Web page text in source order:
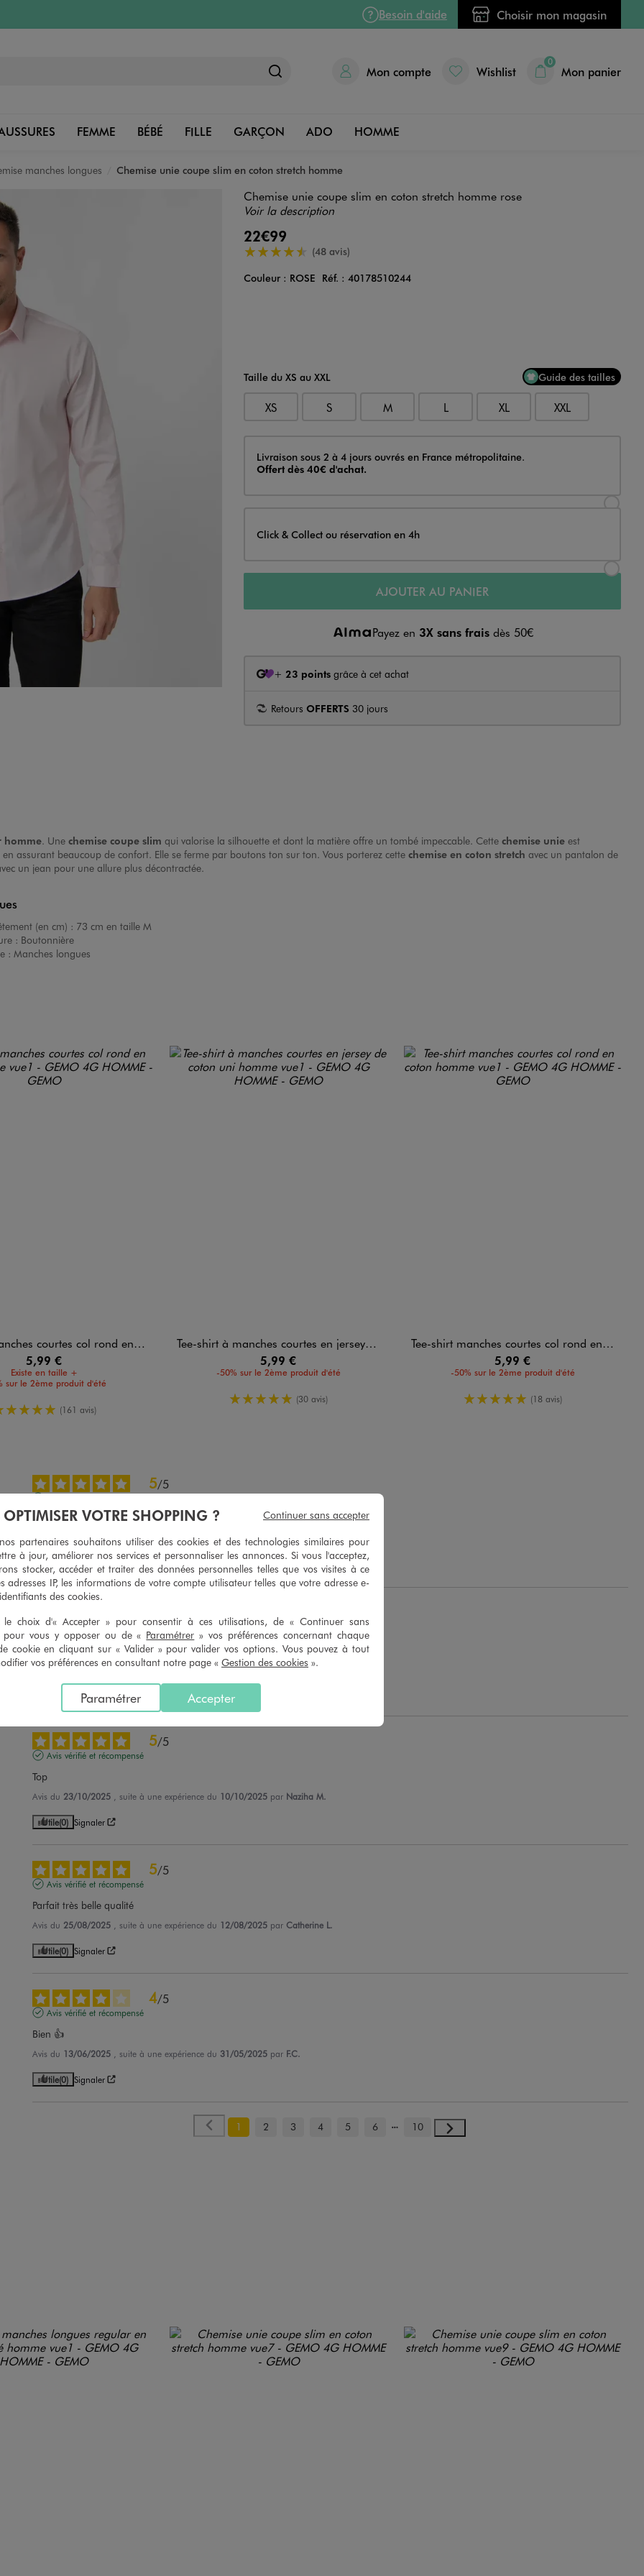
Besoin d'aide Choisir mon magasin
Mon compte Wishlist
0
Mon panier
FEMME BÉBÉ FILLE GARÇON ADO HOMME
manches longues Chemise unie coupe slim en coton stretch homme
Chemise unie coupe slim en coton stretch homme rose
Voir la description
22€99
4.5/5 de moyenne
(48 avis)
Couleur
Couleur : ROSE Réf. : 40178510244
Taille du XS au XXL Guide des tailles
XS S M L XL XXL
Livraison
Livraison sous 2 à 4 jours ouvrés en France métropolitaine.
Offert dès 40€ d'achat.
Click & Collect ou réservation en 4h
AJOUTER AU PANIER
Payez en 3X sans fraisdès 50€
+ 23 pointsgrâce à cet achat
Retours OFFERTS 30 jours
homme. Une chemise coupe slim qui valorise la silhouette et dont la matière offre un tombé impeccable. Cette chemise unie est
assurant beaucoup de confort. Elle se ferme par boutons ton sur ton. Vous porterez cette chemise en coton stretch avec un pantalon de
un jean pour une allure plus décontractée.
(en cm) : 73 cm en taille M
: Boutonnière
: Manches longues
courtes col rond en coton homme
5,99 €
Existe en taille +
sur le 2ème produit d'été
5/5 de moyenne
(161 avis)
Tee-shirt à manches courtes en jersey de coton uni homme
5,99 €
-50% sur le 2ème produit d'été
5/5 de moyenne
(30 avis)
Tee-shirt manches courtes col rond en coton homme
5,99 €
-50% sur le 2ème produit d'été
5/5 de moyenne
(18 avis)
5/5
Top
Avis du19/01/2026 , suite à une expérience du23/12/2025 parVirginie K.
Utile (0) Signaler
Avis vérifié et récompensé
Ravi
Avis du19/01/2026 , suite à une expérience du 30/12/2025 parDeborah S.
Signaler
5/5
Avis vérifié et récompensé
Top
Avis du 23/10/2025 , suite à une expérience du 10/10/2025 par Naziha M.
Utile(0) Signaler
5/5
Avis vérifié et récompensé
Parfait très belle qualité
Avis du 25/08/2025 , suite à une expérience du 12/08/2025 par Catherine L.
Utile(0) Signaler
4/5
Avis vérifié et récompensé
Bien 👍
Avis du 13/06/2025 , suite à une expérience du 31/05/2025 par F.C.
Utile(0) Signaler
1 2 3 4 5 6 10
OPTIMISER VOTRE SHOPPING ?
partenaires souhaitons utiliser des cookies et des technologies similaires pour
à jour, améliorer nos services et personnaliser les annonces. Si vous l'acceptez,
stocker, accéder et traiter des données personnelles telles que vos visites à ce
adresses IP, les informations de votre compte utilisateur telles que votre adresse e-
des cookies.
le choix d'« Accepter » pour consentir à ces utilisations, de « Continuer sans
pour vous y opposer ou de « Paramétrer » vos préférences concernant chaque
cookie en cliquant sur « Valider » pour valider vos options. Vous pouvez à tout
vos préférences en consultant notre page « Gestion des cookies ».
Accepter
Paramétrer
Continuer sans accepter